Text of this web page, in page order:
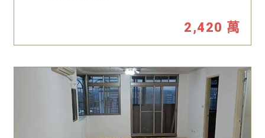
2,420 萬